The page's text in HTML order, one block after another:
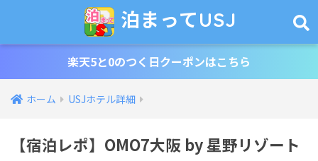
泊まってUSJ
楽天5と0のつく日クーポンはこちら
ホーム USJホテル詳細
【宿泊レポ】OMO7大阪 by 星野リゾート